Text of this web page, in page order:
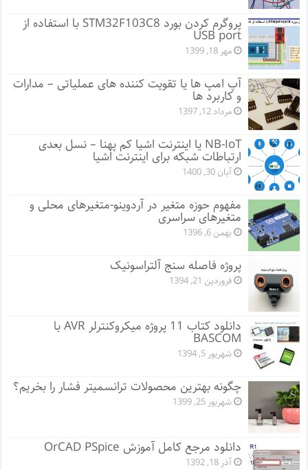
پروگرم کردن بورد STM32F103C8 با استفاده از
USB port
مهر 18, 1399
آپ امپ ها یا تقویت کننده های عملیاتی – مدارات
و کاربرد ها
مرداد 12, 1397
NB-IoT یا اینترنت اشیا کم پهنا – نسل بعدی
ارتباطات شبکه برای اینترنت اشیا
آبان 30, 1400
مفهوم حوزه متغیر در آردوینو-متغیرهای محلی و
متغیرهای سراسری
بهمن 6, 1396
پروژه فاصله سنج آلتراسونیک
فروردین 21, 1394
دانلود کتاب 11 پروژه میکروکنترلر AVR با
BASCOM
شهریور 5, 1394
چگونه بهترین محصولات ترانسمیتر فشار را بخریم؟
شهریور 25, 1399
دانلود مرجع کامل آموزش OrCAD PSpice
آذر 18, 1392